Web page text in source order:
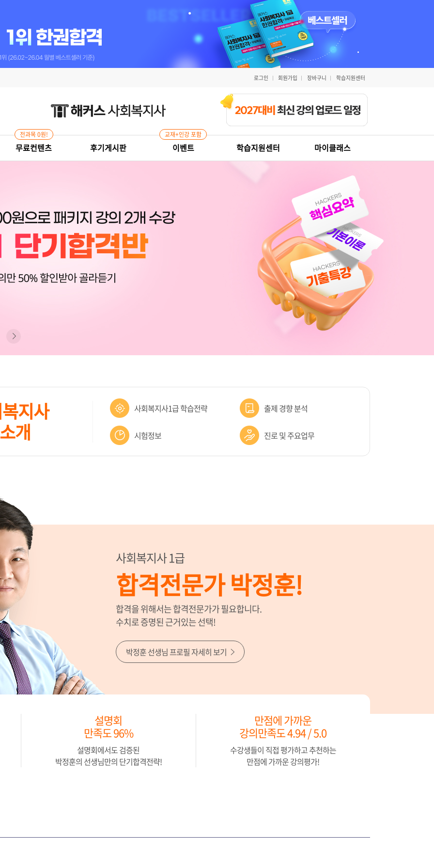
로그인 회원가입 장바구니 학습지원센터
무료컨텐츠
전과목 0원!
후기게시판 이벤트
교재+인강 포함
학습지원센터 마이클래스
지사
개
사회복지사1급 학습전략 출제 경향 분석
시험정보 진로 및 주요업무
사회복지사 1급
합격전문가 박정훈!
합격을 위해서는 합격전문가가 필요합니다.
수치로 증명된 근거있는 선택!
박정훈 선생님 프로필 자세히 보기
설명회
만족도 96%
설명회에서도 검증된
박정훈의 선생님만의 단기합격전략!
만점에 가까운
강의만족도 4.94 / 5.0
수강생들이 직접 평가하고 추천하는
만점에 가까운 강의평가!